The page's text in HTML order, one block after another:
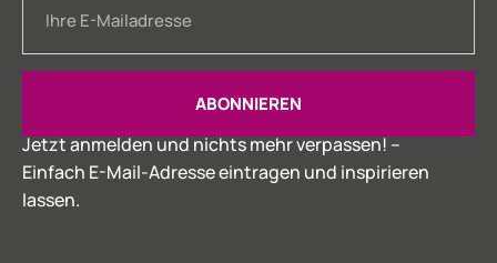
ABONNIEREN
Jetzt anmelden und nichts mehr verpassen! –
Einfach E-Mail-Adresse eintragen und inspirieren
lassen.